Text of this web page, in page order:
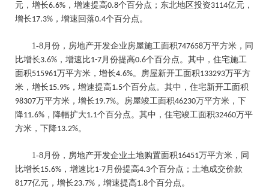
元，增长6.6% ，增速提高0.8个百分点；东北地区投资3114亿元，
增长17.3% ，增速回落0.4个百分点。
1-8月份，房地产开发企业房屋施工面积747658万平方米，同
比增长3.6% ，增速比1-7月份提高0.6个百分点。其中，住宅施工
面积515961万平方米，增长4.6%。房屋新开工面积133293万平方
米，增长15.9% ，增速提高1.5个百分点。其中，住宅新开工面积
98307万平方米，增长19.7%。房屋竣工面积46230万平方米，下
降11.6% ，降幅扩大1.1个百分点。其中，住宅竣工面积32460万平
方米，下降13.2%。
1-8月份，房地产开发企业土地购置面积16451万平方米，同
比增长15.6% ，增速比1-7月份提高4.3个百分点；土地成交价款
8177亿元，增长23.7% ，增速提高1.8个百分点。